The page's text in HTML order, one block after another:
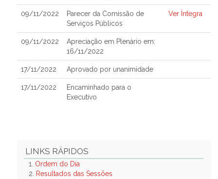
09/11/2022
Parecer da Comissão de
Serviços Públicos
Ver Íntegra
09/11/2022
Apreciação em Plenário em:
16/11/2022
17/11/2022 Aprovado por unanimidade
17/11/2022
Encaminhado para o
Executivo
LINKS RÁPIDOS
1. Ordem do Dia
2.
Resultados das Sessões